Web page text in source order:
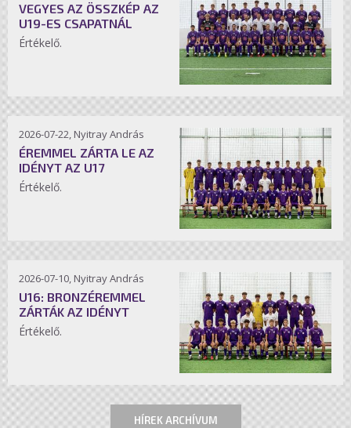
VEGYES AZ ÖSSZKÉP AZ
U19-ES CSAPATNÁL
Értékelő.
2026-07-22, Nyitray András
ÉREMMEL ZÁRTA LE AZ
IDÉNYT AZ U17
Értékelő.
2026-07-10, Nyitray András
U16: BRONZÉREMMEL
ZÁRTÁK AZ IDÉNYT
Értékelő.
HÍREK ARCHÍVUM